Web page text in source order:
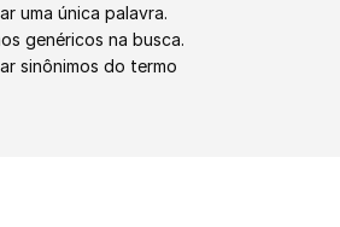
uma única palavra.
genéricos na busca.
sinônimos do termo